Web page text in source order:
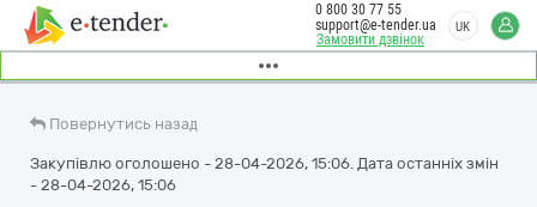
Замовити дзвінок
0 800 30 77 55
support@e-tender.ua
UK
Повернутись назад
Закупівлю оголошено - 28-04-2026, 15:06. Дата останніх змін
- 28-04-2026, 15:06